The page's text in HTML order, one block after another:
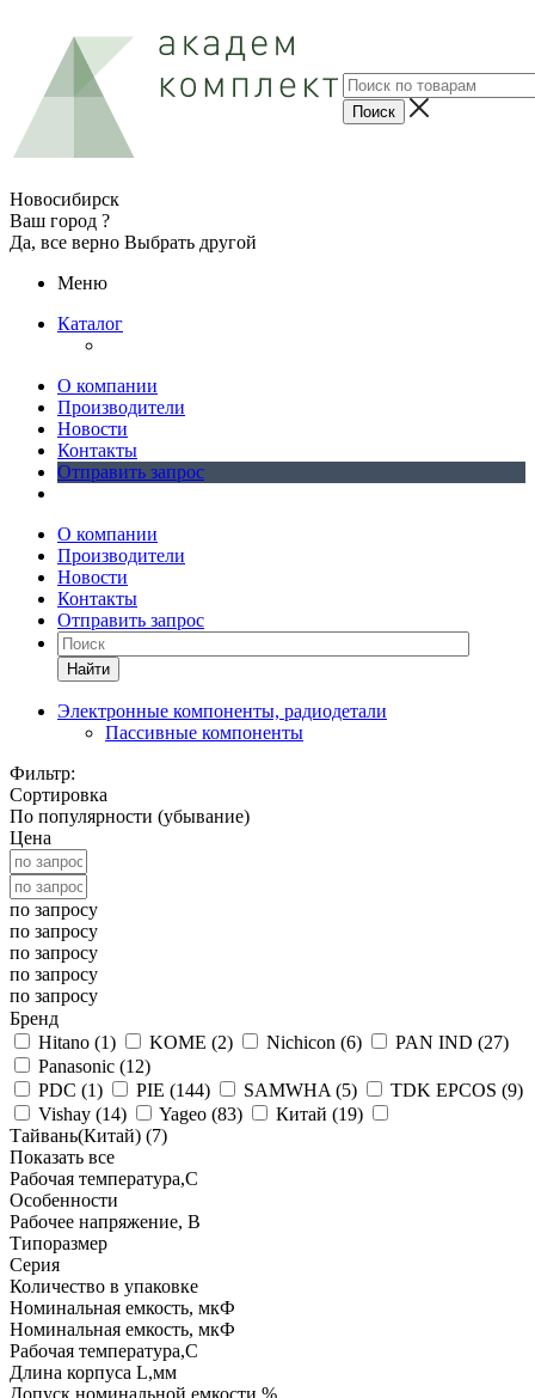
Новосибирск
Ваш город ?
Да, все верно Выбрать другой
Меню
Каталог
О компании
Производители
Новости
Контакты
Отправить запрос
О компании
Производители
Новости
Контакты
Отправить запрос
Найти
Электронные компоненты, радиодетали
Пассивные компоненты
Фильтр:
Сортировка
По популярности (убывание)
Цена
по запросу
по запросу
по запросу
по запросу
по запросу
Бренд
Hitano (1) KOME (2) Nichicon (6) PAN IND (27)
Panasonic (12)
PDC (1) PIE (144) SAMWHA (5) TDK EPCOS (9)
Vishay (14) Yageo (83) Китай (19)
Тайвань(Китай) (7)
Показать все
Рабочая температура,С
Особенности
Рабочее напряжение, В
Типоразмер
Серия
Количество в упаковке
Номинальная емкость, мкФ
Номинальная емкость, мкФ
Рабочая температура,С
Длина корпуса L,мм
Допуск номинальной емкости,%